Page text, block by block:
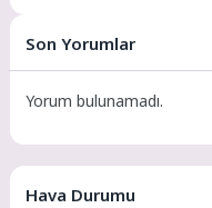
Son Yorumlar
Yorum bulunamadı.
Hava Durumu